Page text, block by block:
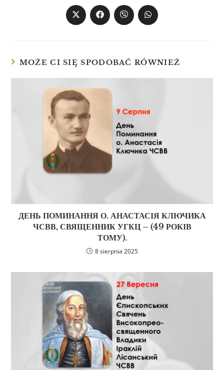
MOŻE CI SIĘ SPODOBAĆ RÓWNIEŻ
ДЕНЬ ПОМИНАННЯ О. АНАСТАСІЯ КЛЮЧИКА
ЧСВВ, СВЯЩЕННИК УГКЦ – (49 РОКІВ
ТОМУ).
8 sierpnia 2025